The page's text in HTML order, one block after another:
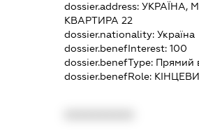
dossier.address: УКРАЇНА,
КВАРТИРА 22
dossier.nationality: Україна
dossier.benefInterest: 100
dossier.benefType: Прямий
dossier.benefRole: